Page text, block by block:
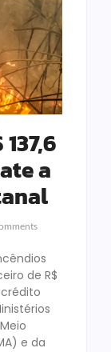
a
de R$
e da